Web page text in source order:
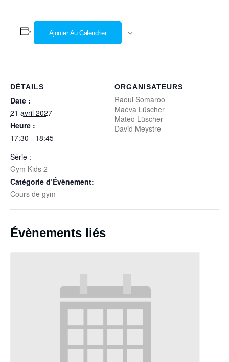
Ajouter Au Calendrier
DÉTAILS
Date :
21 avril 2027
Heure :
17:30 - 18:45
Série :
Gym Kids 2
Catégorie d’Évènement:
Cours de gym
ORGANISATEURS
Raoul Somaroo
Maéva Lüscher
Mateo Lüscher
David Meystre
Évènements liés